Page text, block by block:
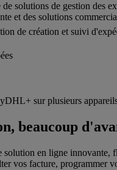
solutions de gestion des
et des solutions
de création et suivi
beaucoup
en ligne innovante,
vos facture, programmer